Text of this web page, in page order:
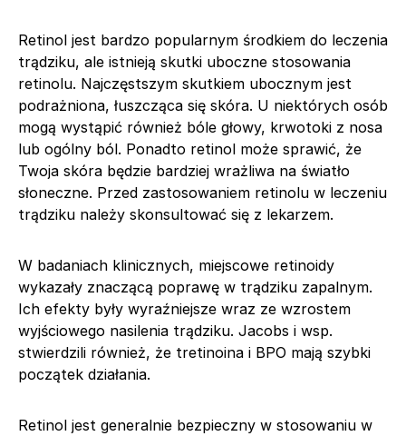
Retinol jest bardzo popularnym środkiem do leczenia
trądziku, ale istnieją skutki uboczne stosowania
retinolu. Najczęstszym skutkiem ubocznym jest
podrażniona, łuszcząca się skóra. U niektórych osób
mogą wystąpić również bóle głowy, krwotoki z nosa
lub ogólny ból. Ponadto retinol może sprawić, że
Twoja skóra będzie bardziej wrażliwa na światło
słoneczne. Przed zastosowaniem retinolu w leczeniu
trądziku należy skonsultować się z lekarzem.
W badaniach klinicznych, miejscowe retinoidy
wykazały znaczącą poprawę w trądziku zapalnym.
Ich efekty były wyraźniejsze wraz ze wzrostem
wyjściowego nasilenia trądziku. Jacobs i wsp.
stwierdzili również, że tretinoina i BPO mają szybki
początek działania.
Retinol jest generalnie bezpieczny w stosowaniu w